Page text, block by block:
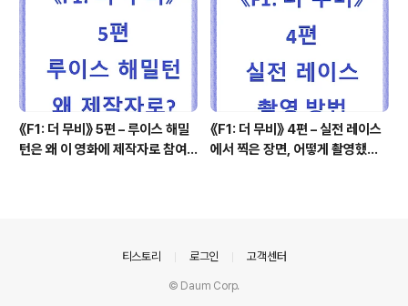
《F1: 더 무비》 5편 – 루이스 해밀
턴은 왜 이 영화에 제작자로 참여
《F1: 더 무비》 4편 – 실전 레이스
에서 찍은 장면, 어떻게 촬영했을
티스토리 로그인 고객센터
© Daum Corp.